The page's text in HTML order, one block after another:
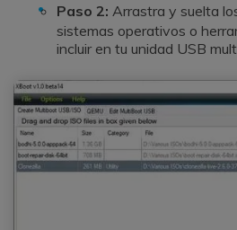
Paso 2: Arrastra y suelta
sistemas operativos o
incluir en tu unidad USB